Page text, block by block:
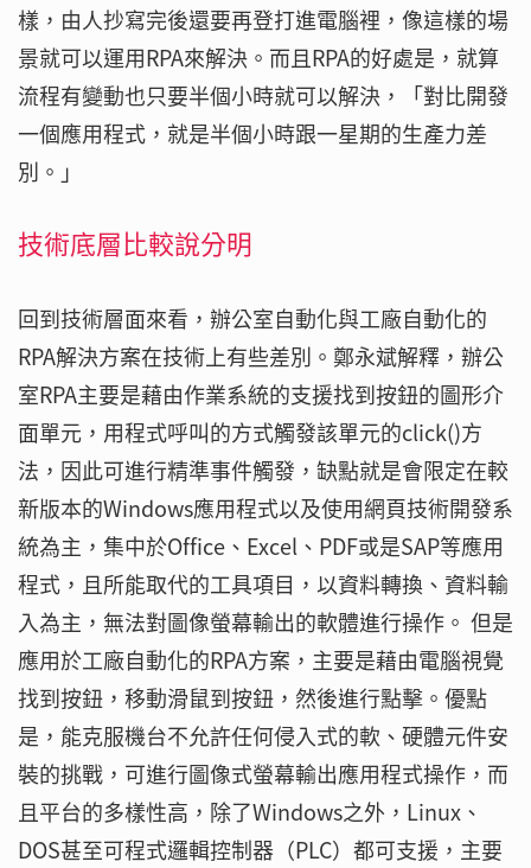
樣，由人抄寫完後還要再登打進電腦裡，像這樣的場
景就可以運用RPA來解決。而且RPA的好處是，就算
流程有變動也只要半個小時就可以解決，「對比開發
一個應用程式，就是半個小時跟一星期的生產力差
別。」
技術底層比較說分明
回到技術層面來看，辦公室自動化與工廠自動化的
RPA解決方案在技術上有些差別。鄭永斌解釋，辦公
室RPA主要是藉由作業系統的支援找到按鈕的圖形介
面單元，用程式呼叫的方式觸發該單元的click()方
法，因此可進行精準事件觸發，缺點就是會限定在較
新版本的Windows應用程式以及使用網頁技術開發系
統為主，集中於Office、Excel、PDF或是SAP等應用
程式，且所能取代的工具項目，以資料轉換、資料輸
入為主，無法對圖像螢幕輸出的軟體進行操作。 但是
應用於工廠自動化的RPA方案，主要是藉由電腦視覺
找到按鈕，移動滑鼠到按鈕，然後進行點擊。優點
是，能克服機台不允許任何侵入式的軟、硬體元件安
裝的挑戰，可進行圖像式螢幕輸出應用程式操作，而
且平台的多樣性高，除了Windows之外，Linux、
DOS甚至可程式邏輯控制器（PLC）都可支援，主要